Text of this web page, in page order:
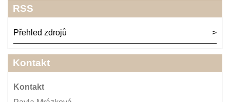
RSS
Přehled zdrojů
Kontakt
Kontakt